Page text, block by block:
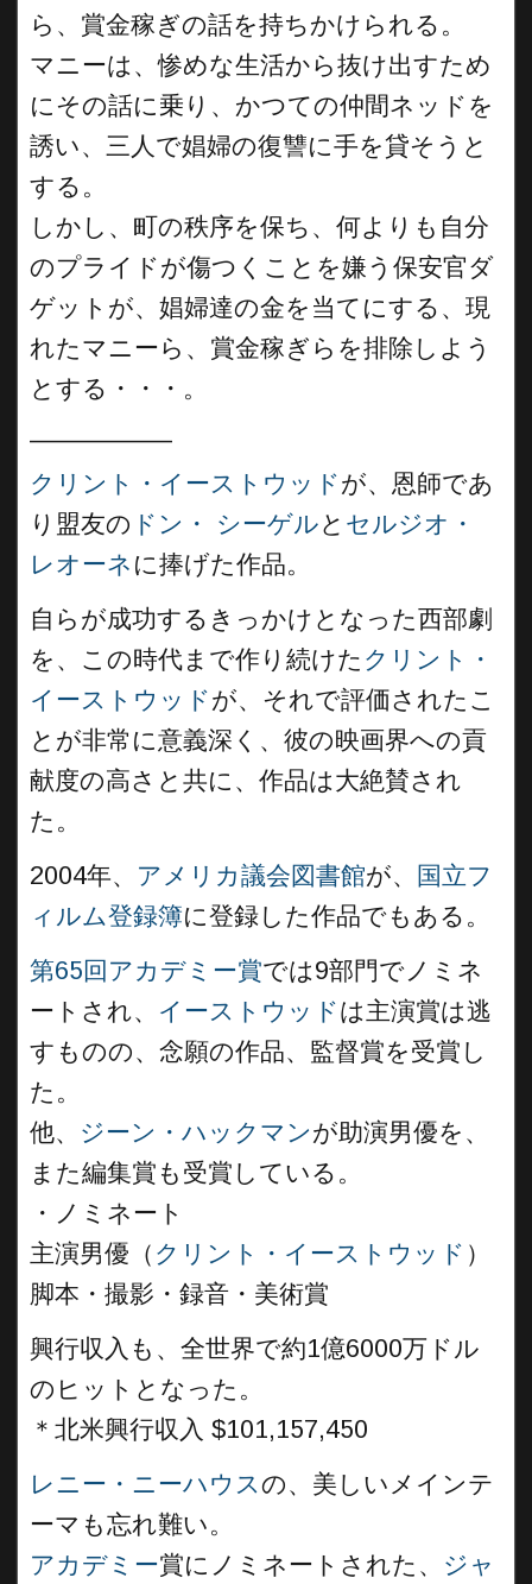
ら、賞金稼ぎの話を持ちかけられる。
マニーは、惨めな生活から抜け出すため
にその話に乗り、かつての仲間ネッドを
誘い、三人で娼婦の復讐に手を貸そうと
する。
しかし、町の秩序を保ち、何よりも自分
のプライドが傷つくことを嫌う保安官ダ
ゲットが、娼婦達の金を当てにする、現
れたマニーら、賞金稼ぎらを排除しよう
とする・・・。
クリント・イーストウッドが、恩師であ
り盟友の ドン・ シーゲルと セルジオ・
レオーネ に捧げた作品。
自らが成功するきっかけとなった西部劇
を、この時代まで作り続けた クリント・
イーストウッドが、それで評価されたこ
とが非常に意義深く、彼の映画界への貢
献度の高さと共に、作品は大絶賛され
た。
2004年、 アメリカ議会図書館が、
国立フ
ィルム登録簿に登録した作品でもある。
第65回アカデミー賞では9部門でノミネ
ートされ、 イーストウッドは主演賞は逃
すものの、念願の作品、監督賞を受賞し
た。
他、 ジーン・ハックマンが助演男優を、
また編集賞も受賞している。
・ノミネート
主演男優（ クリント・イーストウッド ）
脚本・撮影・録音・美術賞
興行収入も、全世界で約1億6000万ドル
のヒットとなった。
＊ 北米興行収入 $101,157,450
レニー・ニーハウスの、美しいメインテ
ーマも忘れ難い。
アカデミー賞にノミネートされた、 ジャ